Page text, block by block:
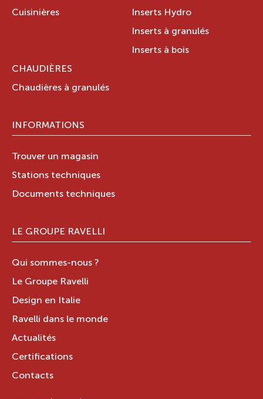
Cuisinières
Inserts Hydro
Inserts à granulés
Inserts à bois
CHAUDIÈRES
Chaudières à granulés
INFORMATIONS
Trouver un magasin
Stations techniques
Documents techniques
LE GROUPE RAVELLI
Qui sommes-nous ?
Le Groupe Ravelli
Design en Italie
Ravelli dans le monde
Actualités
Certifications
Contacts